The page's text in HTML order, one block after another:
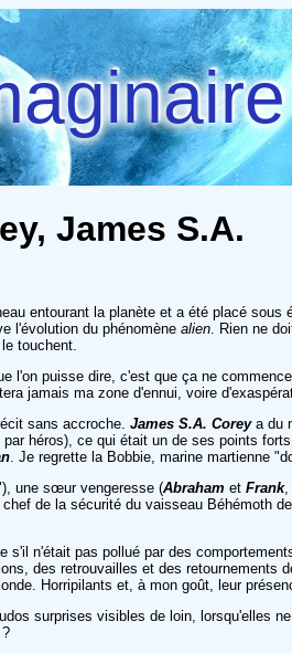
James S.A.
entourant la planète et a été placé
l'évolution du phénomène alien . Rien ne
touchent.
puisse dire, c'est que ça ne
jamais ma zone d'ennui, voire
sans accroche. James S.A. Corey a du
héros), ce qui était un de ses points
. Je regrette la Bobbie, marine martienne
une sœur vengeresse (Abraham et Frank,
de la sécurité du vaisseau Béhémoth
n'était pas pollué par des
des retrouvailles et des retournements
Horripilants et, à mon goût, leur
surprises visibles de loin, lorsqu'elles